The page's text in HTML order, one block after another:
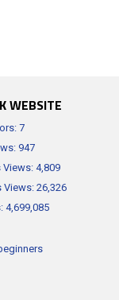
WEBSITE
7
947
Views:4,809
Views: 26,326
4,699,085